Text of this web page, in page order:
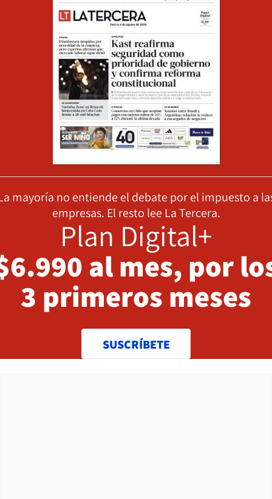
mayoría no entiende el debate por el impuesto a
empresas. El resto lee La Tercera.
Plan Digital+
al mes, por
3 primeros meses
SUSCRÍBETE